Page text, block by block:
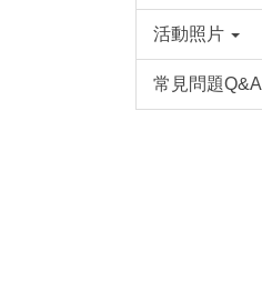
活動照片
常見問題Q&A